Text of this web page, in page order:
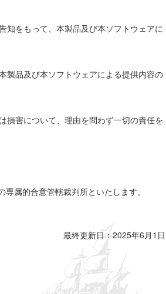
知をもって、本製品及び本ソフトウェアに
製品及び本ソフトウェアによる提供内容の
損害について、理由を問わず一切の責任を
属的合意管轄裁判所といたします。
最終更新日：2025年6月1日